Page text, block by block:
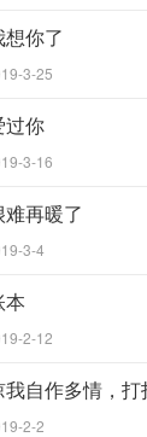
你了
3-25
过你
3-16
再暖了
3-4
本
2-12
自作多情，打
2-2